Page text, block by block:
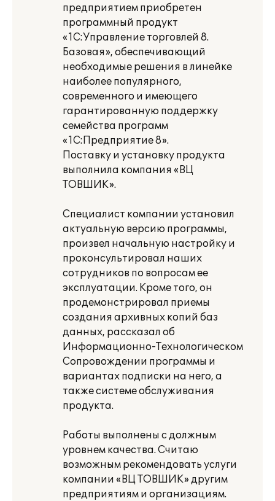
предприятием приобретен
программный продукт
«1С:Управление торговлей 8.
Базовая», обеспечивающий
необходимые решения в линейке
наиболее популярного,
современного и имеющего
гарантированную поддержку
семейства программ
«1С:Предприятие 8».
Поставку и установку продукта
выполнила компания «ВЦ
ТОВШИК».
Специалист компании установил
актуальную версию программы,
произвел начальную настройку и
проконсультировал наших
сотрудников по вопросам ее
эксплуатации. Кроме того, он
продемонстрировал приемы
создания архивных копий баз
данных, рассказал об
Информационно-Технологическом
Сопровождении программы и
вариантах подписки на него, а
также системе обслуживания
продукта.
Работы выполнены с должным
уровнем качества. Считаю
возможным рекомендовать услуги
компании «ВЦ ТОВШИК» другим
предприятиям и организациям.